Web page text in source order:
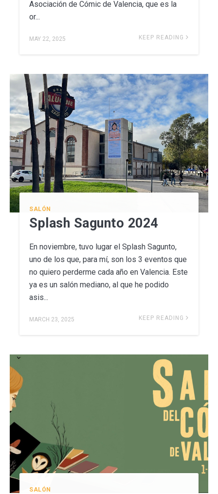
Asociación de Cómic de Valencia, que es la
or...
MAY 22, 2025 KEEP READING
SALÓN
Splash Sagunto 2024
En noviembre, tuvo lugar el Splash Sagunto,
uno de los que, para mí, son los 3 eventos que
no quiero perderme cada año en Valencia. Este
ya es un salón mediano, al que he podido
asis...
MARCH 23, 2025 KEEP READING
SALÓN